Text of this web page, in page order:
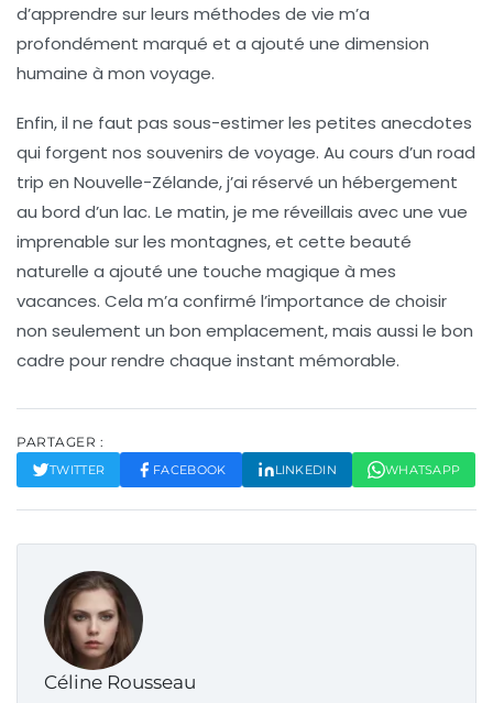
d’apprendre sur leurs méthodes de vie m’a
profondément marqué et a ajouté une dimension
humaine à mon voyage.
Enfin, il ne faut pas sous-estimer les petites anecdotes
qui forgent nos souvenirs de voyage. Au cours d’un road
trip en Nouvelle-Zélande, j’ai réservé un hébergement
au bord d’un lac. Le matin, je me réveillais avec une vue
imprenable sur les montagnes, et cette beauté
naturelle a ajouté une touche magique à mes
vacances. Cela m’a confirmé l’importance de choisir
non seulement un bon emplacement, mais aussi le bon
cadre pour rendre chaque instant mémorable.
PARTAGER :
TWITTER FACEBOOK LINKEDIN WHATSAPP
Céline Rousseau